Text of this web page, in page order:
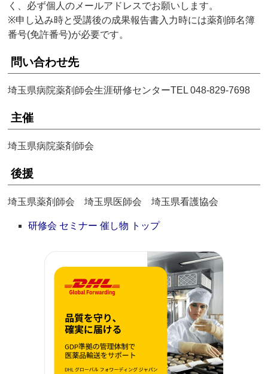
く、必ず個人のメールアドレスでお願いします。
※申し込み時と受講後の成果報告書入力時には薬剤師名簿
番号(免許番号)が必要です。
問い合わせ先
埼玉県病院薬剤師会生涯研修センターTEL 048-829-7698
主催
埼玉県病院薬剤師会
後援
埼玉県薬剤師会 埼玉県医師会 埼玉県看護協会
研修会 セミナー 催し物 トップ